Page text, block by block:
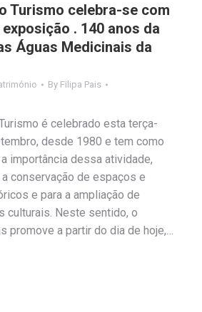
Turismo celebra-se com
. 140 anos da
Águas Medicinais da
By Filipa Pais
é celebrado esta terça-
desde 1980 e tem como
importância dessa atividade,
conservação de espaços e
e para a ampliação de
culturais. Neste sentido, o
promove a partir do dia de hoje,…